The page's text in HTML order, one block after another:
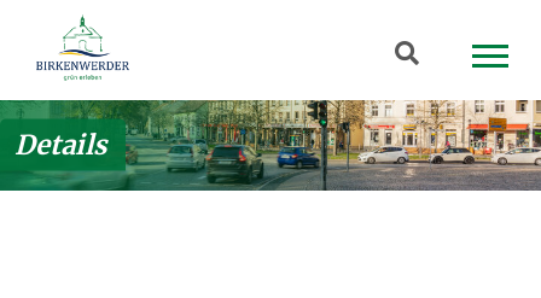
Zum Hauptinhalt springen
Suchbegriff
Details